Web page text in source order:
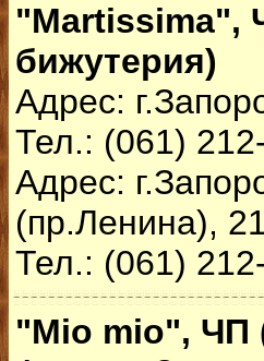
"Martissima",
бижутерия)
Адрес:
Тел.: (061)
Адрес:
(пр.Ленина),
Тел.: (061)
"Mio mio", ЧП